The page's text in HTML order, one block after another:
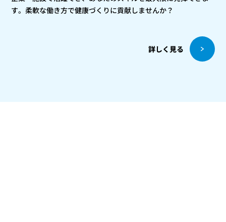
す。柔軟な働き方で健康づくりに貢献しませんか？
詳しく見る